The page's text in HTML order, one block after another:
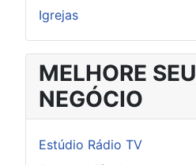
Igrejas
MELHORE SEU
NEGÓCIO
Estúdio Rádio TV